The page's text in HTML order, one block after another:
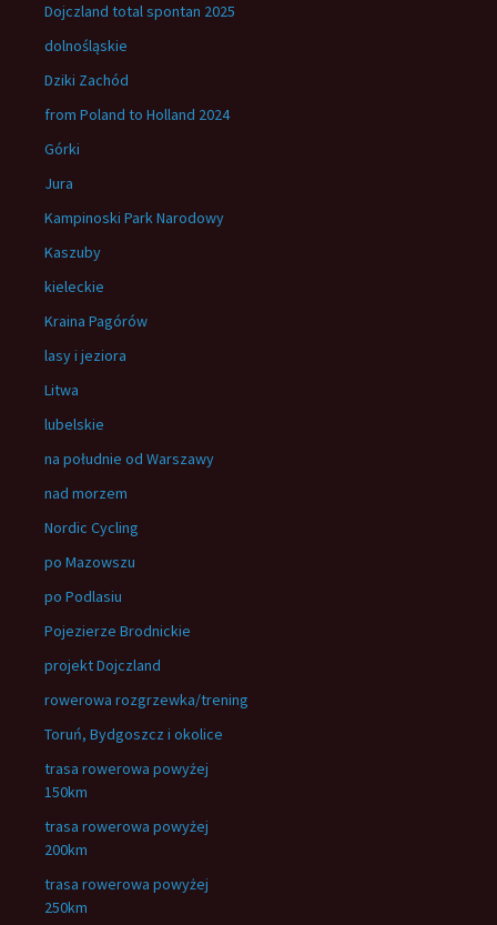
Dojczland total spontan 2025
dolnośląskie
Dziki Zachód
from Poland to Holland 2024
Górki
Jura
Kampinoski Park Narodowy
Kaszuby
kieleckie
Kraina Pagórów
lasy i jeziora
Litwa
lubelskie
na południe od Warszawy
nad morzem
Nordic Cycling
po Mazowszu
po Podlasiu
Pojezierze Brodnickie
projekt Dojczland
rowerowa rozgrzewka/trening
Toruń, Bydgoszcz i okolice
trasa rowerowa powyżej
150km
trasa rowerowa powyżej
200km
trasa rowerowa powyżej
250km